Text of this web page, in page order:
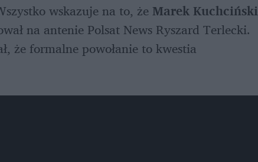
wskazuje na to, że Marek Kuchciński
na antenie Polsat News Ryszard Terlecki.
że formalne powołanie to kwestia